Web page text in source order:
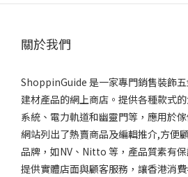
關於我們
ShoppinGuide 是一家專門銷售裝飾
建材產品的網上商店。提供各種款式
系統、電力軌道和幽靈門等，應用於
網站列出了熱賣商品及編輯推介,方便
品牌，如NV、Nitto 等，產品質素有
提供實體店面與顧客服務，讓香港消費